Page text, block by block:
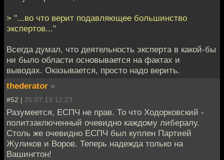
> "...во что верит подавляющее большинство
экспертов..."
Всегда думал, что деятельность эксперта в какой-бы
ни было области основывается на фактах и
выводах. Оказывается, просто надо верить.
thederator »
#52 | 26.07.13 12:23
Разумеется, ЕСПЧ не прав. То что Ходорковский -
политзаключенный очевидно каждому либералу.
Столь же очевидно ЕСПЧ был куплен Партией
Жуликов и Воров. Теперь надежда только на
Вашингтон!